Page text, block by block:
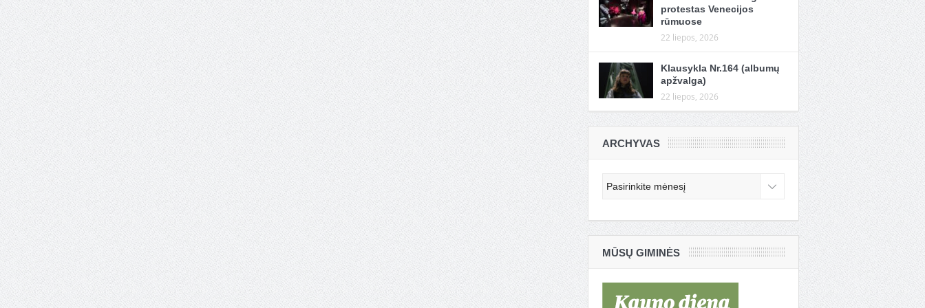
protestas Venecijos
rūmuose
22 liepos, 2026
Klausykla Nr.164 (albumų
apžvalga)
22 liepos, 2026
ARCHYVAS
MŪSŲ GIMINĖS